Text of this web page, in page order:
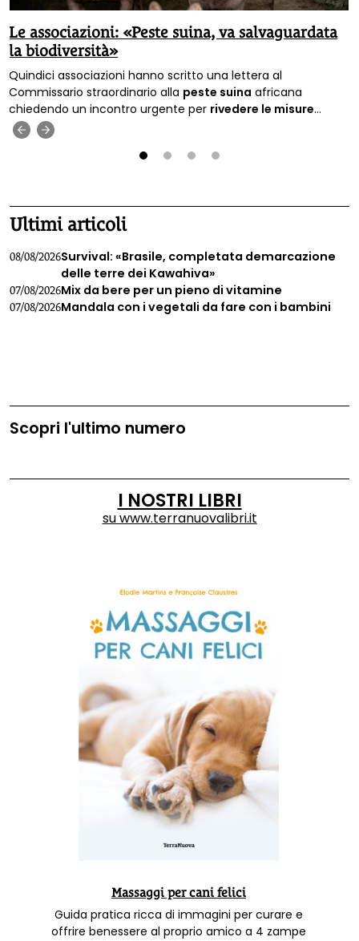
Le associazioni: «Peste suina, va salvaguardata
la biodiversità»
Quindici associazioni hanno scritto una lettera al
Commissario straordinario alla peste suina africana
chiedendo un incontro urgente per rivedere le misure
previste per contrastare l’emergenza sul territorio nazionale.
Ultimi articoli
08/08/2026Survival: «Brasile, completata demarcazione
delle terre dei Kawahiva»
07/08/2026Mix da bere per un pieno di vitamine
07/08/2026Mandala con i vegetali da fare con i bambini
Scopri l'ultimo numero
I NOSTRI LIBRI
suwww.terranuovalibri.it
Massaggi per cani felici
Guida pratica ricca di immagini per curare e
offrire benessere al proprio amico a 4 zampe